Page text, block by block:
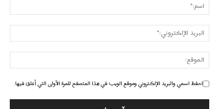
احفظ اسمي والبريد الإلكتروني وموقع الويب في هذا المتصفح للمرة الأولى التي أعلق فيها.